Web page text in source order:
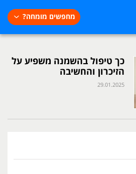
מחפשים מומחה?
כך טיפול בהשמנה משפיע על
הזיכרון והחשיבה
29.01.2025